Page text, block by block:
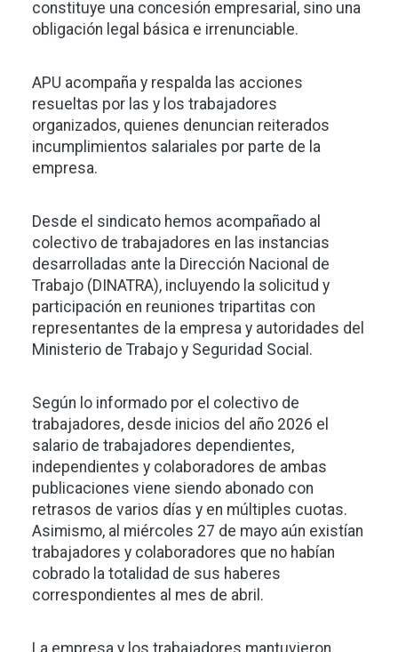
constituye una concesión empresarial, sino una
obligación legal básica e irrenunciable.
APU acompaña y respalda las acciones
resueltas por las y los trabajadores
organizados, quienes denuncian reiterados
incumplimientos salariales por parte de la
empresa.
Desde el sindicato hemos acompañado al
colectivo de trabajadores en las instancias
desarrolladas ante la Dirección Nacional de
Trabajo (DINATRA), incluyendo la solicitud y
participación en reuniones tripartitas con
representantes de la empresa y autoridades del
Ministerio de Trabajo y Seguridad Social.
Según lo informado por el colectivo de
trabajadores, desde inicios del año 2026 el
salario de trabajadores dependientes,
independientes y colaboradores de ambas
publicaciones viene siendo abonado con
retrasos de varios días y en múltiples cuotas.
Asimismo, al miércoles 27 de mayo aún existían
trabajadores y colaboradores que no habían
cobrado la totalidad de sus haberes
correspondientes al mes de abril.